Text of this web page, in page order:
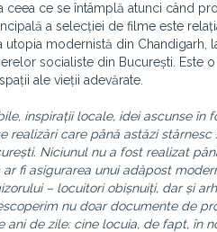
ce se întâmplă atunci când
a selecției de filme este
modernistă din Chandigarh,
socialiste din București. Este
ale vieții adevărate.
inspirații locale, idei ascunse în
care până astăzi
Niciunul nu a fost realizat
fi asigurarea unui adăpost
– locuitori obișnuiți, dar și
nu doar documente de
ani de zile: cine locuia, de fapt, în